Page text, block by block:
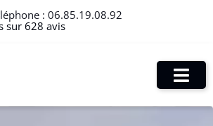
: 06.85.19.08.92
sur 628 avis